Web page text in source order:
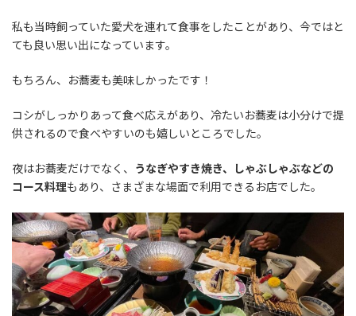
私も当時飼っていた愛犬を連れて食事をしたことがあり、今ではと
ても良い思い出になっています。
もちろん、お蕎麦も美味しかったです！
コシがしっかりあって食べ応えがあり、冷たいお蕎麦は小分けで提
供されるので食べやすいのも嬉しいところでした。
夜はお蕎麦だけでなく、 うなぎやすき焼き、しゃぶしゃぶなどの
コース料理もあり、さまざまな場面で利用できるお店でした。